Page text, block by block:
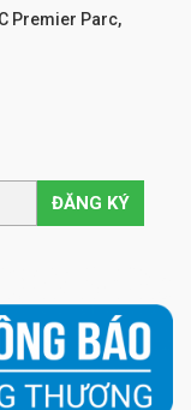
Premier Parc,